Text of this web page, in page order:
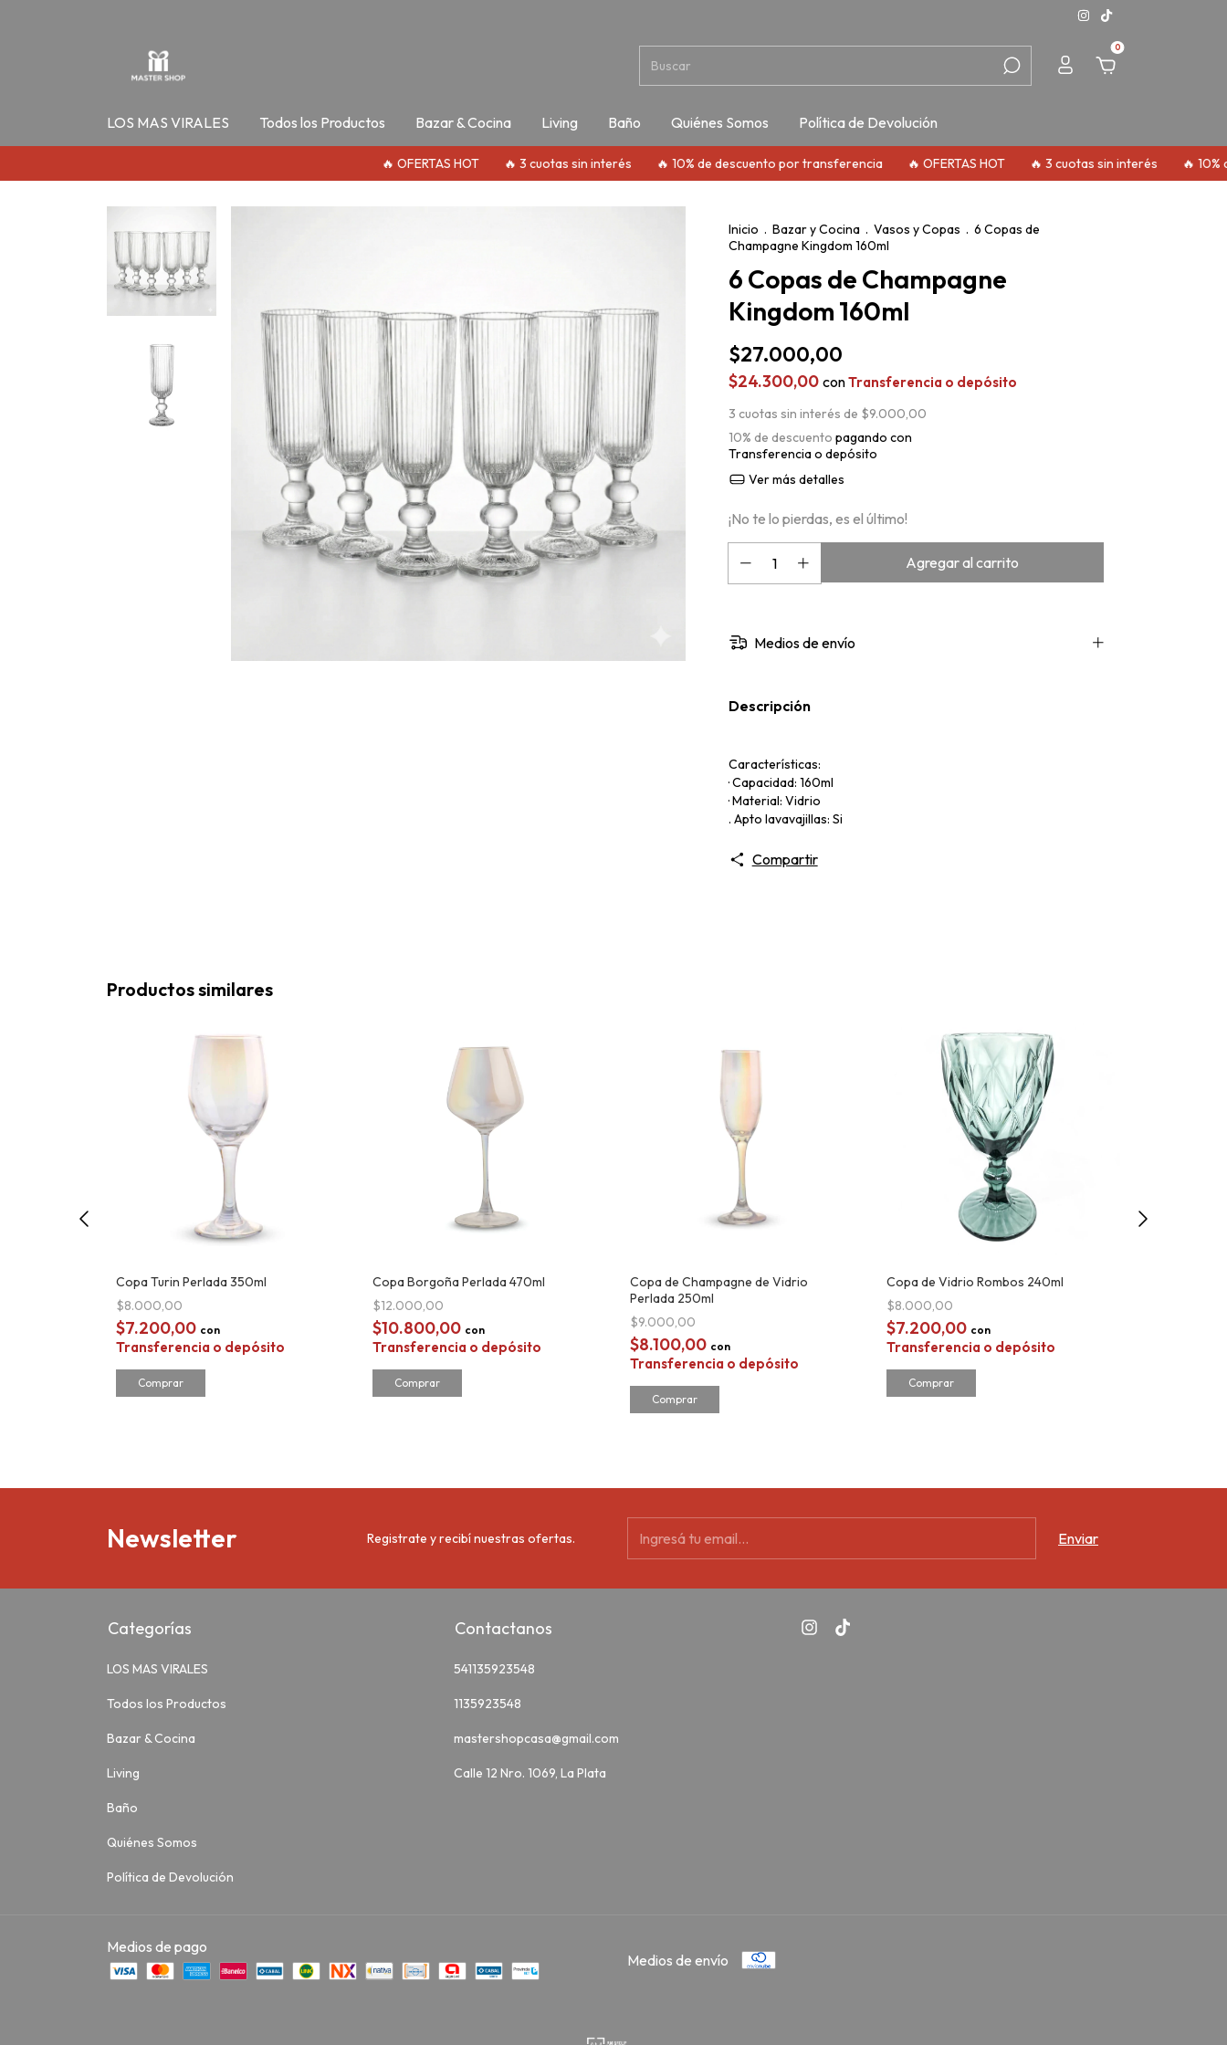
0
LOS MAS VIRALES Todos los Productos Bazar & Cocina Living Baño Quiénes Somos Política de Devolución
🔥 OFERTAS HOT 🔥 3 cuotas sin interés 🔥 10% de descuento por transferencia 🔥 OFERTAS HOT 🔥 3 cuotas sin interés 🔥 10% de
Inicio . Bazar y Cocina . Vasos y Copas . 6 Copas de
Champagne Kingdom 160ml
6 Copas de Champagne
Kingdom 160ml
$27.000,00
$24.300,00 conTransferencia o depósito
3 cuotas sin interés de $9.000,00
10% de descuento pagando con
Transferencia o depósito
Ver más detalles
¡No te lo pierdas, es el último!
Medios de envío
Descripción
Características:
· Capacidad: 160ml
· Material: Vidrio
. Apto lavavajillas: Si
Compartir
Productos similares
Copa Turin Perlada 350ml
$8.000,00
$7.200,00 con
Transferencia o depósito
Copa Borgoña Perlada 470ml
$12.000,00
$10.800,00 con
Transferencia o depósito
Copa de Champagne de Vidrio
Perlada 250ml
$9.000,00
$8.100,00 con
Transferencia o depósito
Copa de Vidrio Rombos 240ml
$8.000,00
$7.200,00 con
Transferencia o depósito
Newsletter Registrate y recibí nuestras ofertas.
Categorías
LOS MAS VIRALES
Todos los Productos
Bazar & Cocina
Living
Baño
Quiénes Somos
Política de Devolución
Contactanos
541135923548
1135923548
mastershopcasa@gmail.com
Calle 12 Nro. 1069, La Plata
Medios de pago
Medios de envío